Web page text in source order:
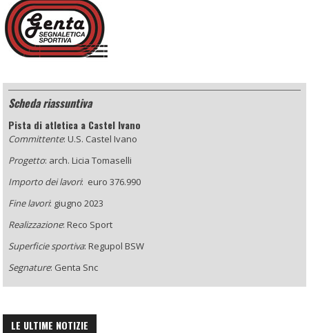
Scheda riassuntiva
Pista di atletica a Castel Ivano
Committente: U.S. Castel Ivano
Progetto: arch. Licia Tomaselli
Importo dei lavori: euro 376.990
Fine lavori: giugno 2023
Realizzazione: Reco Sport
Superficie sportiva: Regupol BSW
Segnature: Genta Snc
LE ULTIME NOTIZIE